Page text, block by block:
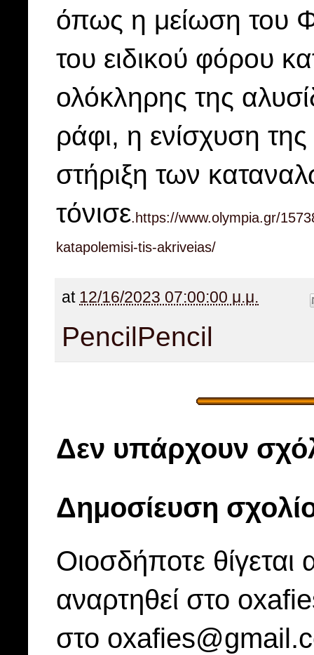
όπως η μείωση του
του ειδικού φόρου
ολόκληρης της
ράφι, η ενίσχυση
στήριξη των
τόνισε.https://www.olympia.gr/
katapolemisi-tis-akriveias/
at 12/16/2023 07:00:00 μ.μ.
PencilPencil
Δεν υπάρχουν
Δημοσίευση
Οιοσδήποτε
αναρτηθεί στο
στο